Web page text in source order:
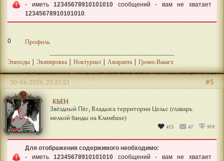
- иметь12345678910101010 сообщений - вам не хватает
12345678910101010
0 Профиль
Эпизоды | Экипировка | Ноктурнал | Амаранта | Громо-Вааагх
КЬЕН
Звёздный Пёс, Владыка территории Цельс (главарь
мелкой банды на Климбахе)
415 47 919
#5
30-04-2026, 23:21:21
Для отображения содержимого необходимо:
- иметь12345678910101010 сообщений - вам не хватает